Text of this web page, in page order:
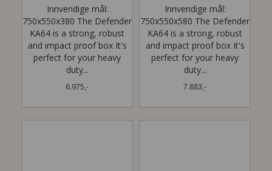
Innvendige mål:
750x550x380 The Defender
KA64 is a strong, robust
and impact proof box It's
perfect for your heavy
duty...
6.975,-
Innvendige mål:
750x550x580 The Defender
KA64 is a strong, robust
and impact proof box It's
perfect for your heavy
duty...
7.883,-